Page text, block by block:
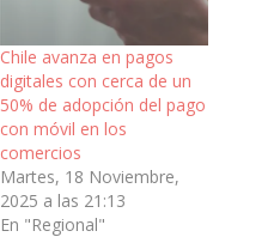
Chile avanza en pagos
digitales con cerca de un
50% de adopción del pago
con móvil en los
comercios
Martes, 18 Noviembre,
2025 a las 21:13
En "Regional"